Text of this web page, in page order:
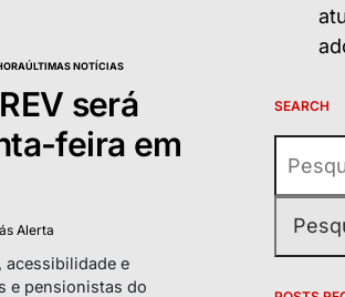
ÚLTIMAS NOTÍCIAS
será
feira em
Alerta
acessibilidade e
e pensionistas do
SEARCH
por: